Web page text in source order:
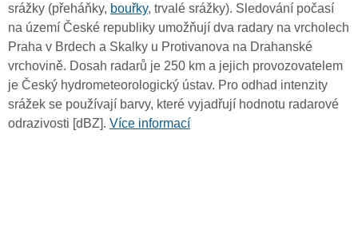
srážky (přeháňky, bouřky, trvalé srážky). Sledování počasí
na území České republiky umožňují dva radary na vrcholech
Praha v Brdech a Skalky u Protivanova na Drahanské
vrchovině. Dosah radarů je 250 km a jejich provozovatelem
je Český hydrometeorologický ústav. Pro odhad intenzity
srážek se používají barvy, které vyjadřují hodnotu radarové
odrazivosti [dBZ]. Více informací